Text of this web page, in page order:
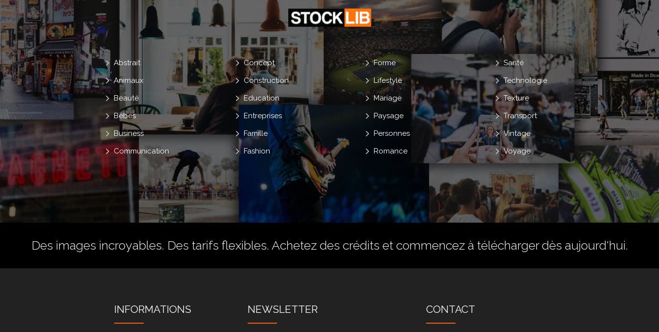
Abstrait
Animaux
Beauté
Bébés
Business
Communication
Concept
Construction
Education
Entreprises
Famille
Fashion
Forme
Lifestyle
Mariage
Paysage
Personnes
Romance
Santé
Technologie
Texture
Transport
Vintage
Voyage
Des images incroyables. Des tarifs flexibles. Achetez des crédits et commencez à télécharger dès aujourd'hui.
INFORMATIONS NEWSLETTER CONTACT